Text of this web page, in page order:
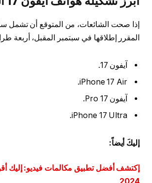
المقرر إطلاقها في سبتمبر المقبل، أربعة
آيفون 17.
iPhone 17 Air.
آيفون 17 Pro.
iPhone 17 Ultra.
إليكَ أيضاً: